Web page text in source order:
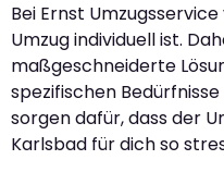
Bei Ernst
Umzug individuell ist.
maßgeschneiderte
spezifischen
sorgen dafür, dass der
Karlsbad für dich so